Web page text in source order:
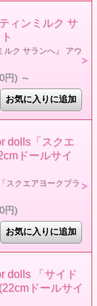
ィンミルク サ
ルク サランへ』 アウ
円) ～
dolls「スクエ
ドールサイ
スクエアヨークブラ
円)
dolls 「サイド
ドールサイ